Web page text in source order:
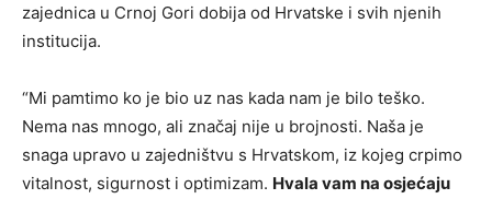
zajednica u Crnoj Gori dobija od Hrvatske i svih njenih
institucija.
“Mi pamtimo ko je bio uz nas kada nam je bilo teško.
Nema nas mnogo, ali značaj nije u brojnosti. Naša je
snaga upravo u zajedništvu s Hrvatskom, iz kojeg crpimo
vitalnost, sigurnost i optimizam. Hvala vam na osjećaju